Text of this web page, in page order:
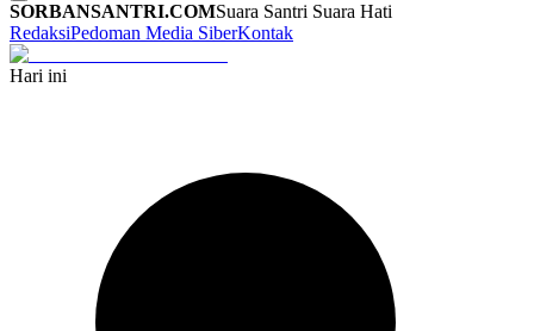
SORBANSANTRI.COMSuara Santri Suara Hati
RedaksiPedoman Media SiberKontak
Hari ini